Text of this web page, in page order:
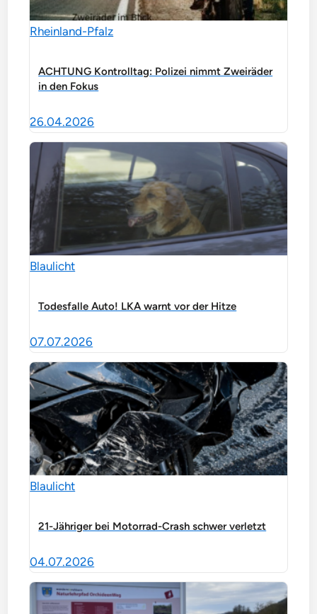
Rheinland-Pfalz
ACHTUNG Kontrolltag: Polizei nimmt Zweiräder
in den Fokus
26.04.2026
Blaulicht
Todesfalle Auto! LKA warnt vor der Hitze
07.07.2026
Blaulicht
21-Jähriger bei Motorrad-Crash schwer verletzt
04.07.2026